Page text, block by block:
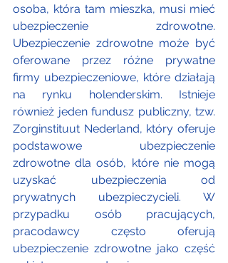
osoba, która tam mieszka, musi mieć
ubezpieczenie zdrowotne.
Ubezpieczenie zdrowotne może być
oferowane przez różne prywatne
firmy ubezpieczeniowe, które działają
na rynku holenderskim. Istnieje
również jeden fundusz publiczny, tzw.
Zorginstituut Nederland, który oferuje
podstawowe ubezpieczenie
zdrowotne dla osób, które nie mogą
uzyskać ubezpieczenia od
prywatnych ubezpieczycieli. W
przypadku osób pracujących,
pracodawcy często oferują
ubezpieczenie zdrowotne jako część